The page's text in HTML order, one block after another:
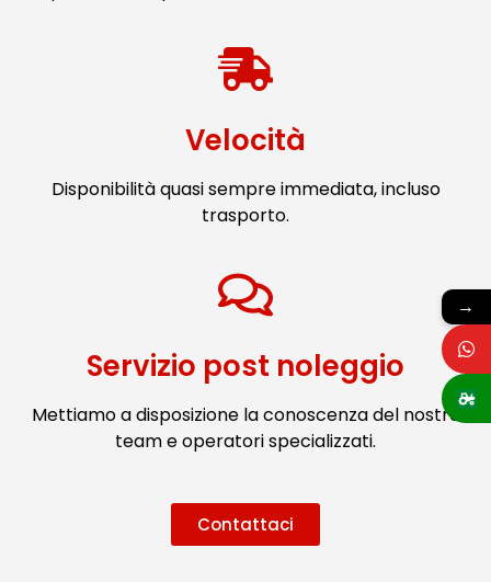
Velocità
Disponibilità quasi sempre immediata, incluso
trasporto.
Servizio post noleggio
Mettiamo a disposizione la conoscenza del nostro
team e operatori specializzati.
Contattaci
→